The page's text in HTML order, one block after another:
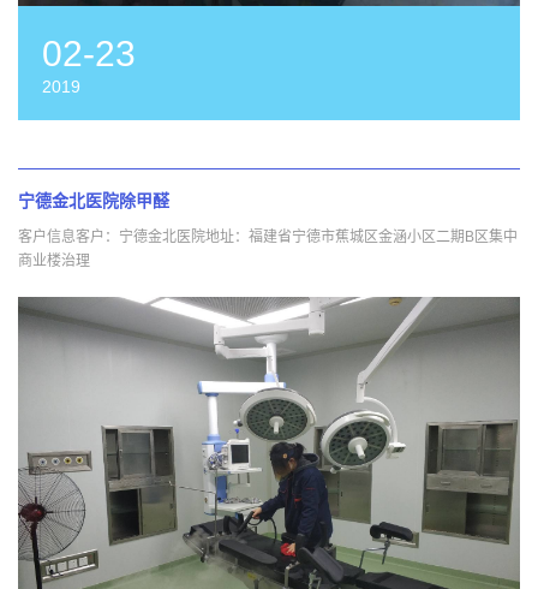
02-23
2019
宁德金北医院除甲醛
客户信息客户：宁德金北医院地址：福建省宁德市蕉城区金涵小区二期B区集中
商业楼治理